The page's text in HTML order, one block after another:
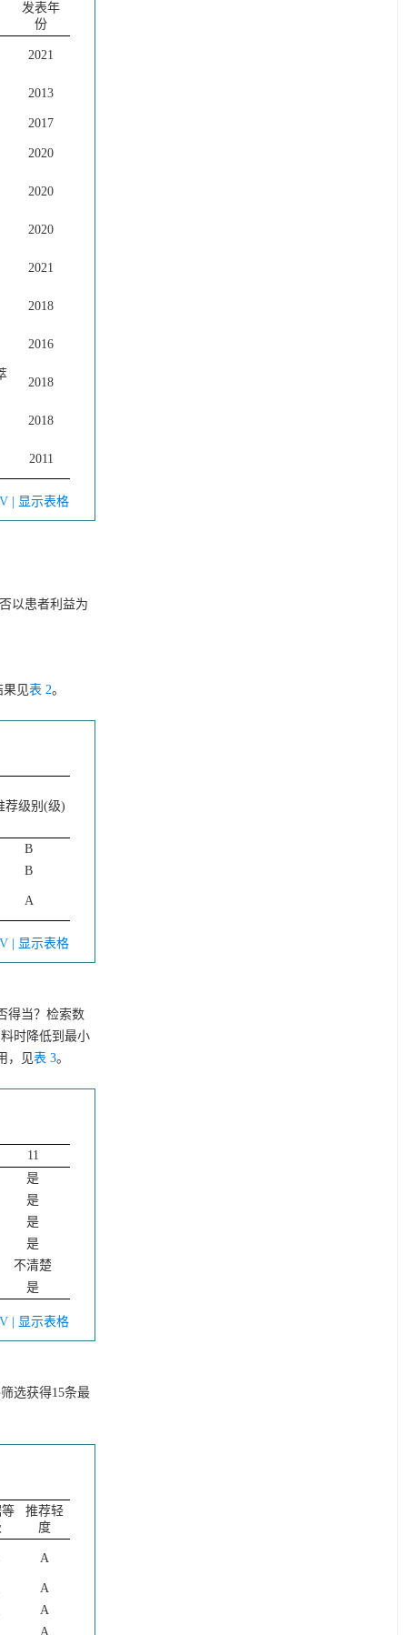
发表年
份
2021
2013
2017
2020
2020
2020
2021
2018
2016
2018
2018
2011
| 显示表格
以患者利益为
果见表 2。
荐级别(级)
B
B
A
| 显示表格
得当？检索数
时降低到最小
，见表 3。
11
是
是
是
是
不清楚
是
| 显示表格
选获得15条最
推荐轻
度
A
A
A
A